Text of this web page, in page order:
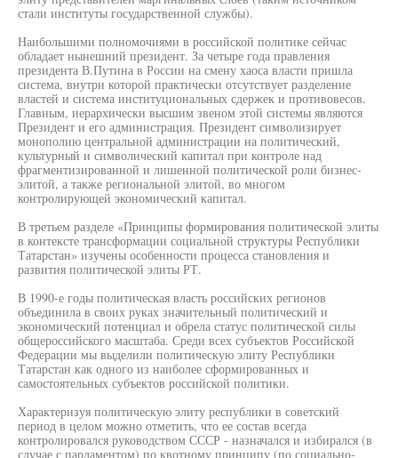
стали институты государственной службы).
Наибольшими полномочиями в российской политике сейчас
обладает нынешний президент. За четыре года правления
президента В.Путина в России на смену хаоса власти пришла
система, внутри которой практически отсутствует разделение
властей и система институциональных сдержек и противовесов.
Главным, иерархически высшим звеном этой системы являются
Президент и его администрация. Президент символизирует
монополию центральной администрации на политический,
культурный и символический капитал при контроле над
фрагментизированной и лишенной политической роли бизнес-
элитой, а также региональной элитой, во многом
контролирующей экономический капитал.
В третьем разделе «Принципы формирования политической элиты
в контексте трансформации социальной структуры Республики
Татарстан» изучены особенности процесса становления и
развития политической элиты РТ.
В 1990-е годы политическая власть российских регионов
объединила в своих руках значительный политический и
экономический потенциал и обрела статус политической силы
общероссийского масштаба. Среди всех субъектов Российской
Федерации мы выделили политическую элиту Республики
Татарстан как одного из наиболее сформированных и
самостоятельных субъектов российской политики.
Характеризуя политическую элиту республики в советский
период в целом можно отметить, что ее состав всегда
контролировался руководством СССР - назначался и избирался (в
случае с парламентом) по квотному принципу (по социально-